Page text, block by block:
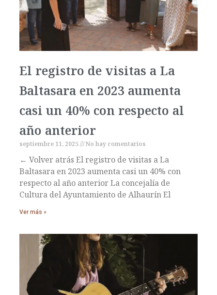
El registro de visitas a La
Baltasara en 2023 aumenta
casi un 40% con respecto al
año anterior
septiembre 11, 2025 No hay comentarios
← Volver atrás El registro de visitas a La
Baltasara en 2023 aumenta casi un 40% con
respecto al año anterior La concejalía de
Cultura del Ayuntamiento de Alhaurín El
Ver más »